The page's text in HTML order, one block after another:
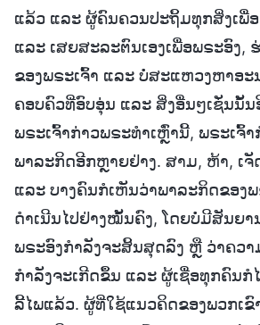
ແລ້ວ ແລະ ຜູ້ຄົນຄວນປະຖິ້ມທຸກສິ່ງເພື່
ແລະ ເສຍສະລະຕົນເອງເພື່ອພຣະອົງ,
ຂອງພຣະເຈົ້າ ແລະ ບໍ່ສະແຫວງຫາອະ
ຄອບຄົວທີ່ອົບອຸ່ນ ແລະ ສິ່ງອື່ນໆເຊັ່ນນັ້
ພຣະເຈົ້າກ່າວພຣະທຳເຫຼົ່ານີ້, ພຣະເຈົ້
ພາລະກິດອີກຫຼາຍຢ່າງ. ສາມ, ຫ້າ, ເ
ແລະ ບາງຄົນກໍເຫັນວ່າພາລະກິດຂອງພ
ດຳເນີນໄປຢ່າງໝັ້ນຄົງ, ໂດຍບໍ່ມີສັນຍາ
ພຣະອົງກຳລັງຈະສິ້ນສຸດລົງ ຫຼື ວ່າຄວ
ກຳລັງຈະເກີດຂຶ້ນ ແລະ ຜູ້ເຊື່ອທຸກຄົນກໍ
ລີ້ໄພແລ້ວ. ຜູ້ທີ່ໃຊ້ແນວຄິດຂອງພວກເຂົ